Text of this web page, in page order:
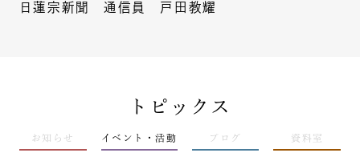
日蓮宗新聞 通信員 戸田教耀
トピックス
お知らせ イベント・活動 ブログ 資料室